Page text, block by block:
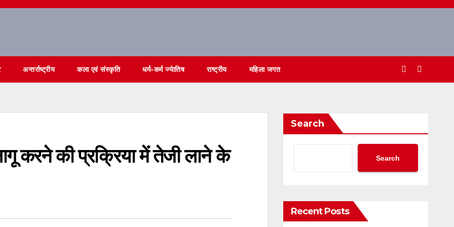
अन्तर्राष्ट्रीय कला एवं संस्कृति धर्म-कर्म ज्येातिष राष्ट्रीय महिला जगत
करने की प्रक्रिया में तेजी लाने के
Search
Search
Recent Posts